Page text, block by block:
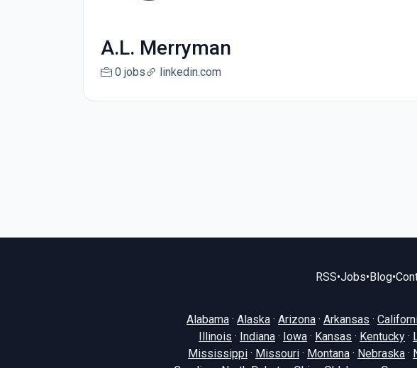
A.L. Merryman
0 jobs linkedin.com
RSS•Jobs•Blog•
Alabama · Alaska · Arizona · Arkansas ·
Illinois · Indiana · Iowa · Kansas · Kentucky ·
Mississippi · Missouri · Montana · Nebraska ·